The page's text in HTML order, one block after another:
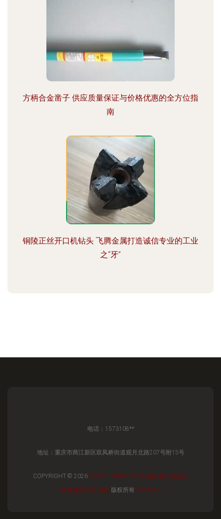
方柄合金凿子 供应质量保证与价格优惠的全方位指
南
铜陵正丝开口机钻头 飞腾金属打造诚信专业的工业
之“牙”
电话：1573108**
地址：重庆市两江新区双凤桥街道观月北路207号附15号
COPYRIGHT © 2026 WWW.UXMNG.COM 钻头 重庆翔源弘
科技有限公司 钻头 版权所有 SITEMAP